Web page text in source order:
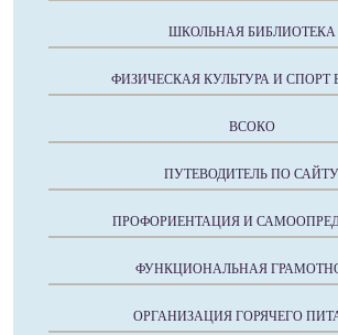
ШКОЛЬНАЯ БИБЛИОТЕКА
ФИЗИЧЕСКАЯ КУЛЬТУРА И СПОРТ
ВСОКО
ПУТЕВОДИТЕЛЬ ПО САЙТУ
ПРОФОРИЕНТАЦИЯ И
ФУНКЦИОНАЛЬНАЯ
ОРГАНИЗАЦИЯ ГОРЯЧЕГО